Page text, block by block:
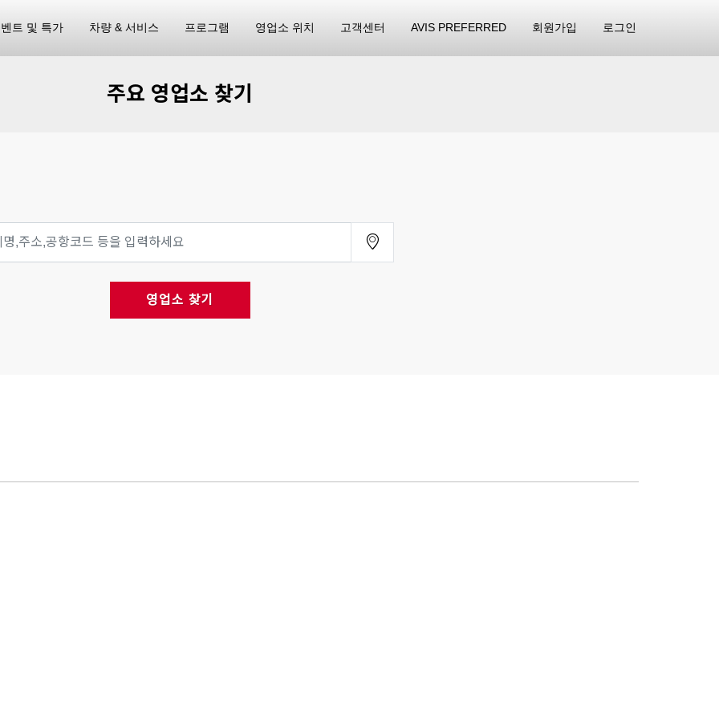
트 및 특가 차량 & 서비스 프로그램 영업소 위치 고객센터 AVIS PREFERRED 회원가입 로그인
주요 영업소 찾기
영업소 찾기